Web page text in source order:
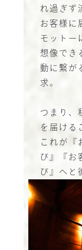
れ過ぎず
お客様に
モットー
想像でき
動に繋が
求。
つまり、
を届ける
これが『
び』『お
び』へと